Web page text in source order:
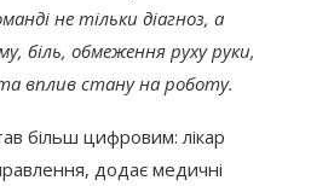
не тільки діагноз, а
біль, обмеження руху руки,
вплив стану на роботу.
більш цифровим: лікар
додає медичні